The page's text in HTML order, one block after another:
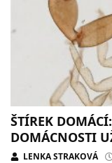
ŠTÍREK
DOMÁCNOSTI
LENKA STRAKOVÁ